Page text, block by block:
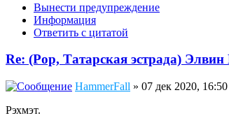
Вынести предупреждение
Информация
Ответить с цитатой
Re: (Pop, Татарская эстрада)
HammerFall » 07 дек 2020, 16:50
Рэхмэт.